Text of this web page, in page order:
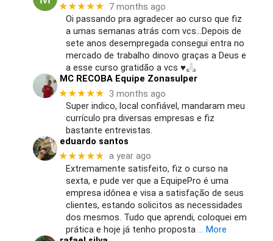
★★★★★ 7 months ago
Oi passando pra agradecer ao curso que fiz
a umas semanas atrás com vcs…Depois de
sete anos desempregada consegui entra no
mercado de trabalho dinovo graças a Deus e
a esse curso gratidão a vcs♥️
MC RECOBA Equipe Zonasulper
★★★★★ 3 months ago
Super indico, local confiável, mandaram meu
currículo pra diversas empresas e fiz
bastante entrevistas.
eduardo santos
★★★★★ a year ago
Extremamente satisfeito, fiz o curso na
sexta, e pude ver que a EquipePro é uma
empresa idônea e visa a satisfação de seus
clientes, estando solicitos as necessidades
dos mesmos. Tudo que aprendi, coloquei em
prática e hoje já tenho proposta … More